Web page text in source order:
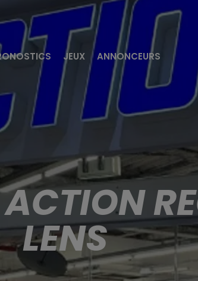
JEUX ANNONCEURS
LENS